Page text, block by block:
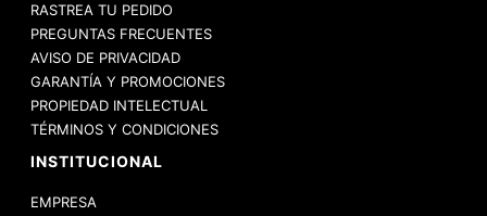
RASTREA TU PEDIDO
PREGUNTAS FRECUENTES
AVISO DE PRIVACIDAD
GARANTÍA Y PROMOCIONES
PROPIEDAD INTELECTUAL
TÉRMINOS Y CONDICIONES
INSTITUCIONAL
EMPRESA